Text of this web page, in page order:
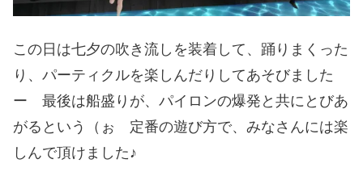
この日は七夕の吹き流しを装着して、踊りまくった
り、パーティクルを楽しんだりしてあそびました
ー 最後は船盛りが、パイロンの爆発と共にとびあ
がるという（ぉ 定番の遊び方で、みなさんには楽
しんで頂けました♪